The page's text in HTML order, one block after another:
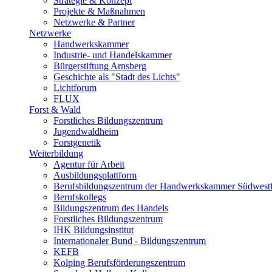
Projekte & Maßnahmen
Netzwerke & Partner
Netzwerke
Handwerkskammer
Industrie- und Handelskammer
Bürgerstiftung Arnsberg
Geschichte als "Stadt des Lichts"
Lichtforum
FLUX
Forst & Wald
Forstliches Bildungszentrum
Jugendwaldheim
Forstgenetik
Weiterbildung
Agentur für Arbeit
Ausbildungsplattform
Berufsbildungszentrum der Handwerkskammer
Berufskollegs
Bildungszentrum des Handels
Forstliches Bildungszentrum
IHK Bildungsinstitut
Internationaler Bund - Bildungszentrum
KEFB
Kolping Berufsförderungszentrum